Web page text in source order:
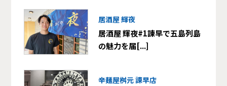
居酒屋 輝夜
居酒屋 輝夜#1諫早で五島列島
の魅力を届[...]
辛麺屋桝元 諫早店